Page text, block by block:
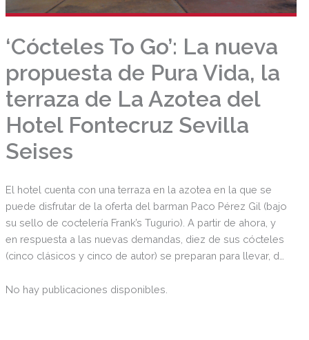
‘Cócteles To Go’: La nueva
propuesta de Pura Vida, la
terraza de La Azotea del
Hotel Fontecruz Sevilla
Seises
El hotel cuenta con una terraza en la azotea en la que se
puede disfrutar de la oferta del barman Paco Pérez Gil (bajo
su sello de coctelería Frank’s Tugurio). A partir de ahora, y
en respuesta a las nuevas demandas, diez de sus cócteles
(cinco clásicos y cinco de autor) se preparan para llevar, de
servidos. Los cócteles (8 €) se presentan en unas cuidadas
No hay publicaciones disponibles.